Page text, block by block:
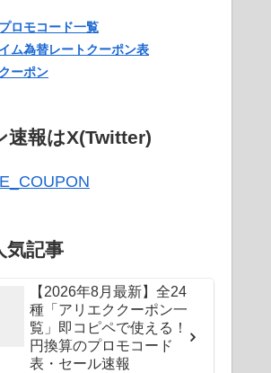
298/308/319/1
✕ ✕ ✕ ✕
✕ ✕ ✕
✕ ✕ ✕
✕ ✕ ✕
ロモコード一覧
ム為替レートクーポン表
ーポン
速報はX(Twitter)
気記事
【2026年8月最新】全24
種「アリエククーポン一
覧」即コピペで使える！
円換算のプロモコード
表・セール速報